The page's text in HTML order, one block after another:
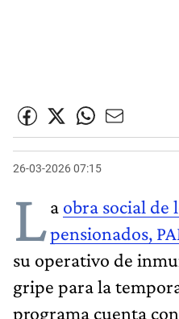
26-03-2026 07:15
La obra social de
pensionados,
su operativo de
gripe para la
programa cuenta